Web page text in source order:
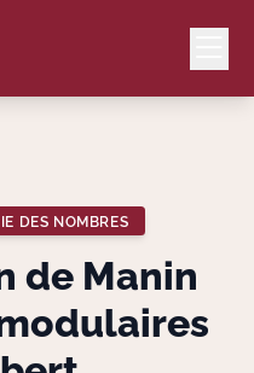
Lang
DES NOMBRES
de Manin